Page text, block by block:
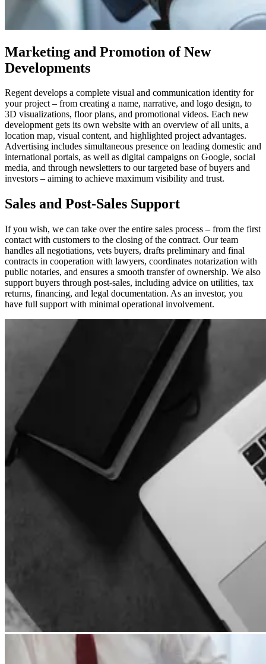
Marketing and Promotion of New
Developments
Regent develops a complete visual and communication identity for
your project – from creating a name, narrative, and logo design, to
3D visualizations, floor plans, and promotional videos. Each new
development gets its own website with an overview of all units, a
location map, visual content, and highlighted project advantages.
Advertising includes simultaneous presence on leading domestic and
international portals, as well as digital campaigns on Google, social
media, and through newsletters to our targeted base of buyers and
investors – aiming to achieve maximum visibility and trust.
Sales and Post-Sales Support
If you wish, we can take over the entire sales process – from the first
contact with customers to the closing of the contract. Our team
handles all negotiations, vets buyers, drafts preliminary and final
contracts in cooperation with lawyers, coordinates notarization with
public notaries, and ensures a smooth transfer of ownership. We also
support buyers through post-sales, including advice on utilities, tax
returns, financing, and legal documentation. As an investor, you
have full support with minimal operational involvement.